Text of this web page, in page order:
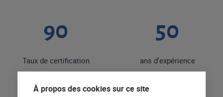
90
Taux de certification
50
ans d'expérience
À propos des cookies sur ce site